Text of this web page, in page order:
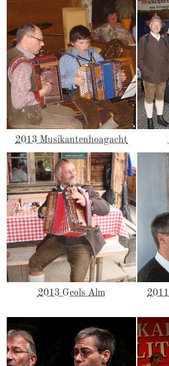
2013 Musikantenhoagacht
2013 Geols Alm